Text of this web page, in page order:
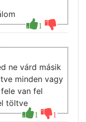
1
1 1
ne várd másik
minden vagy
van fel
töltve